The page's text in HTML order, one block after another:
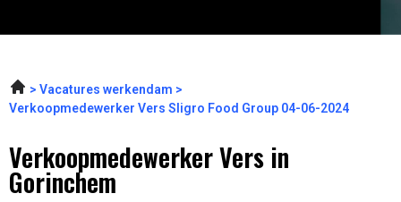
Vacatures werkendam
Verkoopmedewerker Vers Sligro Food Group 04-06-2024
Verkoopmedewerker Vers in
Gorinchem